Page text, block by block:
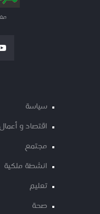
سياسة
اقتصاد و أعمال
مجتمع
انشطة ملكية
تعليم
صحة